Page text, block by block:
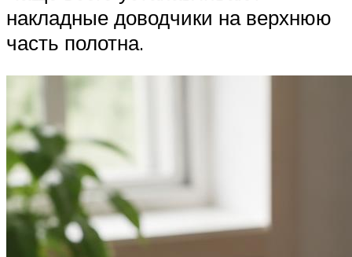
накладные доводчики на верхнюю
часть полотна.